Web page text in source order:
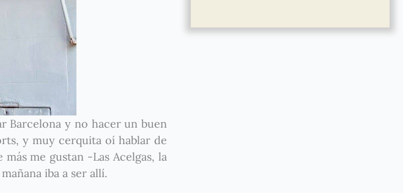
Barcelona y no hacer un buen
y muy cerquita oí hablar de
me gustan -Las Acelgas, la
iba a ser allí.